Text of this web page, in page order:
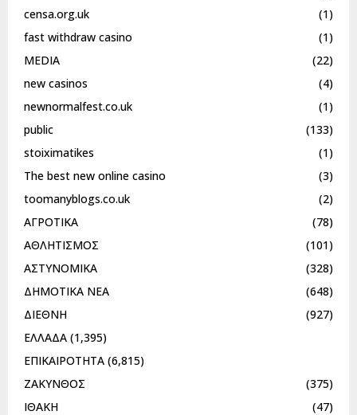
censa.org.uk
(1)
fast withdraw casino
(1)
MEDIA
(22)
new casinos
(4)
newnormalfest.co.uk
(1)
public
(133)
stoiximatikes
(1)
The best new online casino
(3)
toomanyblogs.co.uk
(2)
ΑΓΡΟΤΙΚΑ
(78)
ΑΘΛΗΤΙΣΜΟΣ
(101)
ΑΣΤΥΝΟΜΙΚΑ
(328)
ΔΗΜΟΤΙΚΑ ΝΕΑ
(648)
ΔΙΕΘΝΗ
(927)
ΕΛΛΑΔΑ (1,395)
ΕΠΙΚΑΙΡΟΤΗΤΑ (6,815)
ΖΑΚΥΝΘΟΣ
(375)
ΙΘΑΚΗ
(47)